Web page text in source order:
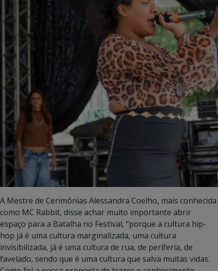
A Mestre de Cerimônias Alessandra Coelho, mais conhecida
como MC Rabbit, disse achar muito importante abrir
espaço para a Batalha no Festival, “porque a cultura hip-
hop já é uma cultura marginalizada, uma cultura
invisibilizada, já é uma cultura de rua, de periferia, de
favelado, sendo que é uma cultura que salva muitas vidas.